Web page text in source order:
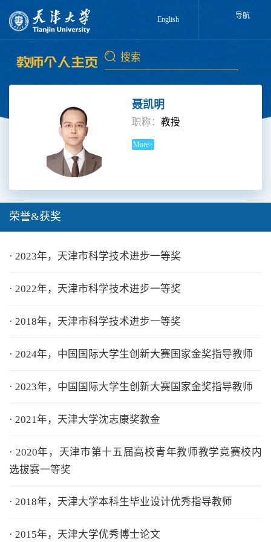
English 导航
聂凯明
职称：教授
More>
荣誉&获奖
· 2023年，天津市科学技术进步一等奖
· 2022年，天津市科学技术进步一等奖
· 2018年，天津市科学技术进步一等奖
· 2024年，中国国际大学生创新大赛国家金奖指导教师
· 2023年，中国国际大学生创新大赛国家金奖指导教师
· 2021年，天津大学沈志康奖教金
· 2020年，天津市第十五届高校青年教师教学竞赛校内
选拔赛一等奖
· 2018年，天津大学本科生毕业设计优秀指导教师
· 2015年，天津大学优秀博士论文